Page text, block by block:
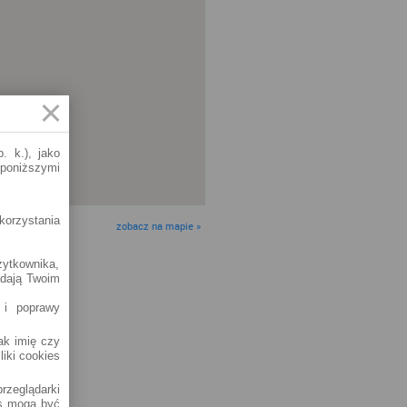
zobacz na mapie »
k.), jako
Twoim
poprawy
imię czy
cookies
mogą być